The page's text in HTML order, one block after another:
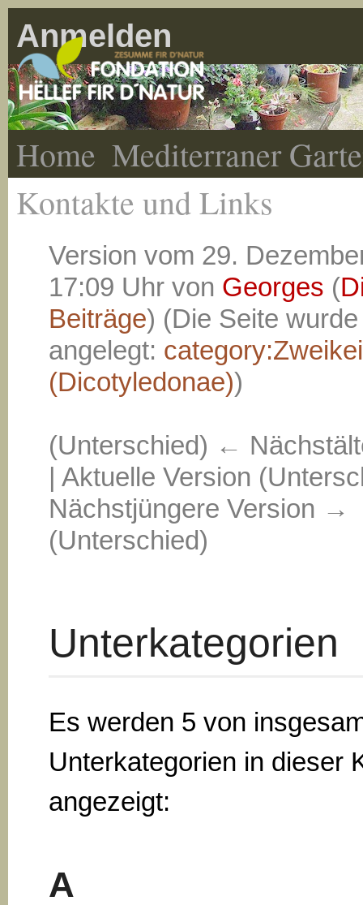
Anmelden
Home Mediterraner
Kontakte und Links
Version vom 29.
17:09 Uhr von Georges (
Beiträge) (Die Seite
angelegt:
(Dicotyledonae))
(Unterschied) ←
| Aktuelle Version
Nächstjüngere Version →
(Unterschied)
Unterkategorien
Es werden 5 von
Unterkategorien in dieser
angezeigt:
A